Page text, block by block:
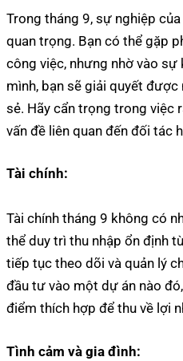
Trong tháng 9, sự nghiệp
quan trọng. Bạn có thể gặp
công việc, nhưng nhờ vào sự
mình, bạn sẽ giải quyết
sẻ. Hãy cẩn trọng trong việc
vấn đề liên quan đến đối tác
Tài chính:
Tài chính tháng 9 không có
thể duy trì thu nhập ổn định
tiếp tục theo dõi và quản lý
đầu tư vào một dự án nào
điểm thích hợp để thu về lợi
Tình cảm và gia đình: